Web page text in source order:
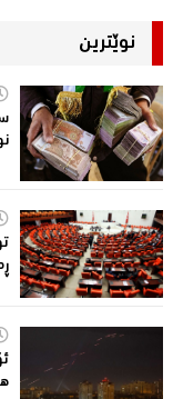
نوێترین